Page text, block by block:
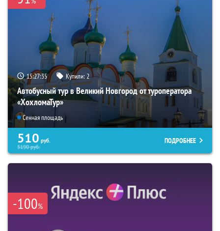
15:27:34 Купили:2
Автобусный тур в Великий Новгород от туроператора
«ХохломаТур»
Сенная площадь
510 руб.
5190руб.
ПОДРОБНЕЕ
-100%